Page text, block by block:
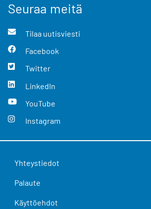
Seuraa meitä
Tilaa uutisviesti
Facebook
Twitter
LinkedIn
YouTube
Instagram
Yhteystiedot
Palaute
Käyttöehdot